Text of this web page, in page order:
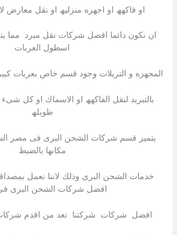
او فاكھھ او اجھزه منزلیھ او نقل معارض
ان نكون دائما افضل شركات نقل مبرد مما
اسطول العربات
المجھزه و التریلات وجود قسم خاص بعربات كبیره بطول
بالتبرید لنقل الفاكھھ او الاسماك او كل شىء
طویلھ
یتمیز قسم شركات الشحن البرى فى مصر
مكانھا بالضبط
خدمات الشحن البرى وذلك لاننا نعمل
افضل شركات الشحن البرى
افضل شركات شركتنا تعد من اقدم